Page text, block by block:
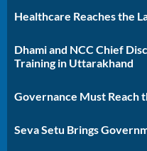
Healthcare Reaches the
Dhami and NCC Chief
Training in Uttarakhand
Governance Must Reach
Seva Setu Brings